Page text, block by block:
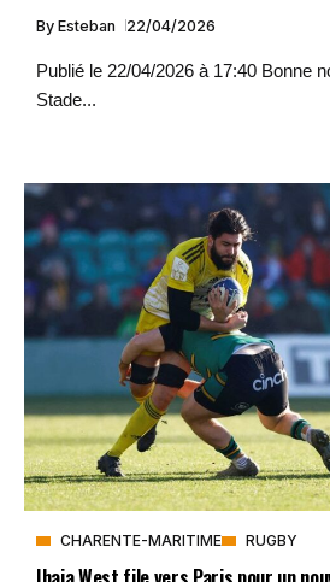
By Esteban 22/04/2026
Publié le 22/04/2026 à 17:40 Bonne
Stade...
CHARENTE-MARITIME RUGBY